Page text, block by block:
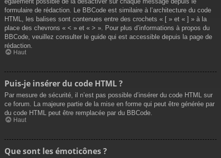
formulaire de rédaction. Le BBCode est similaire à l’architecture du code
HTML, les balises sont contenues entre des crochets « [ » et « ] » à la
place des chevrons « < » et « > ». Pour plus d’informations à propos du
BBCode, veuillez consulter le guide qui est accessible depuis la page de
rédaction.
Haut
Puis-je insérer du code HTML ?
Par mesure de sécurité, il n’est pas possible d’insérer du code HTML sur
ce forum. La majeure partie de la mise en forme qui peut être générée par
du code HTML peut être remplacée par du BBCode.
Haut
Que sont les émoticônes ?